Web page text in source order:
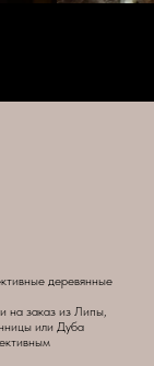
деревянные
на заказ из Липы,
или Дуба